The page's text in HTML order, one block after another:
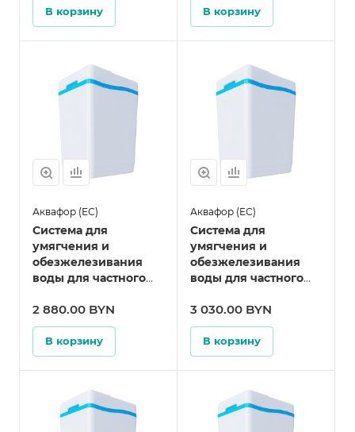
В корзину В корзину
Аквафор (ЕС)
Система для
умягчения и
обезжелезивания
воды для частного
S800)
2 880.00 BYN
В корзину
Аквафор (ЕС)
Система для
умягчения и
обезжелезивания
воды для частного
WS800 P1
3 030.00 BYN
В корзину